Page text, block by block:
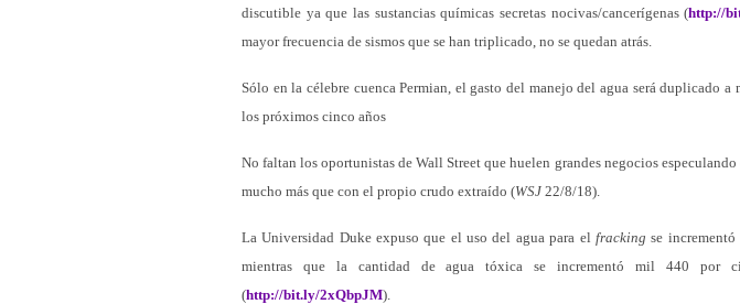
discutible ya que las sustancias químicas secretas nocivas/cancerígenas (http://
mayor frecuencia de sismos que se han triplicado, no se quedan atrás.
Sólo en la célebre cuenca Permian, el gasto del manejo del agua será duplicado
los próximos cinco años
No faltan los oportunistas de Wall Street que huelen grandes negocios
mucho más que con el propio crudo extraído (WSJ 22/8/18).
La Universidad Duke expuso que el uso del agua para el fracking se
mientras que la cantidad de agua tóxica se incrementó mil 440 por
(http://bit.ly/2xQbpJM).